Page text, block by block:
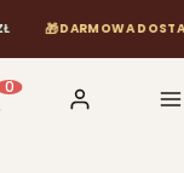
DOSTAWA OD 120 ZŁ
w koszyku:
Zaloguj się